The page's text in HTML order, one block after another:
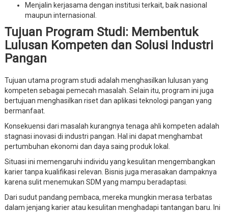
Menjalin kerjasama dengan institusi terkait, baik nasional
maupun internasional.
Tujuan Program Studi: Membentuk
Lulusan Kompeten dan Solusi Industri
Pangan
Tujuan utama program studi adalah menghasilkan lulusan yang
kompeten sebagai pemecah masalah. Selain itu, program ini juga
bertujuan menghasilkan riset dan aplikasi teknologi pangan yang
bermanfaat.
Konsekuensi dari masalah kurangnya tenaga ahli kompeten adalah
stagnasi inovasi di industri pangan. Hal ini dapat menghambat
pertumbuhan ekonomi dan daya saing produk lokal.
Situasi ini memengaruhi individu yang kesulitan mengembangkan
karier tanpa kualifikasi relevan. Bisnis juga merasakan dampaknya
karena sulit menemukan SDM yang mampu beradaptasi.
Dari sudut pandang pembaca, mereka mungkin merasa terbatas
dalam jenjang karier atau kesulitan menghadapi tantangan baru. Ini